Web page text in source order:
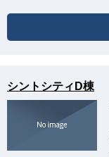
シントシティD棟